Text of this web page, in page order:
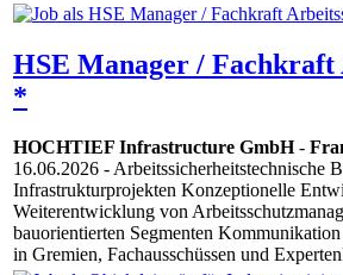
HSE Manager / Fachkraft
*
HOCHTIEF Infrastructure GmbH-
16.06.2026 - Arbeitssicherheitstechnische
Infrastrukturprojekten Konzeptionelle
Weiterentwicklung von
bauorientierten Segmenten
in Gremien, Fachausschüssen und